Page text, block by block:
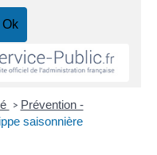
> Prévention -
saisonnière